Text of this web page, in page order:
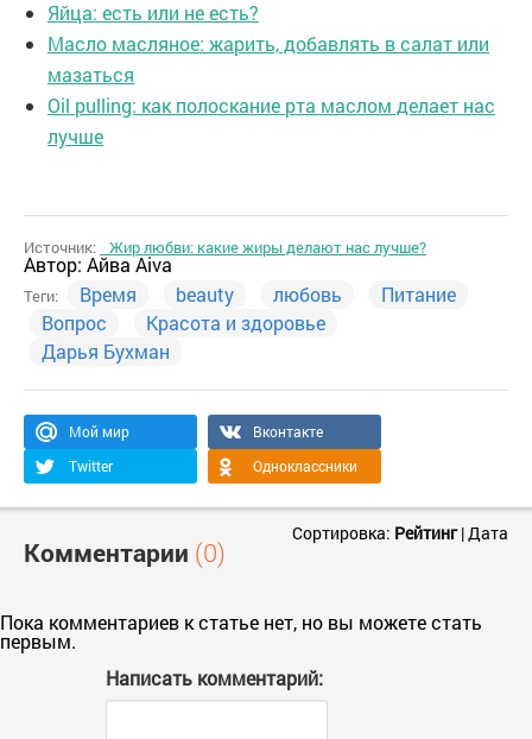
Яйца: есть или не есть?
Масло масляное: жарить, добавлять в салат или
мазаться
Oil pulling: как полоскание рта маслом делает нас
лучше
Источник: Жир любви: какие жиры делают нас лучше?
Автор: Айва Aiva
Теги: Время beauty любовь
Питание
Вопрос
Красота и здоровье
Дарья Бухман
Мой мир
Вконтакте
Twitter
Одноклассники
Комментарии (0)
Сортировка: Рейтинг|Дата
Пока комментариев к статье нет, но вы можете стать
первым.
Написать комментарий: